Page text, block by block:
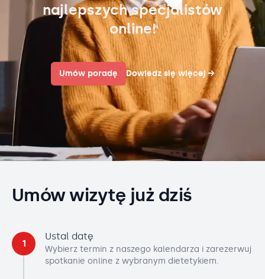
najlepszych specjalistów
online!
Umów poradę Dowiedz się więcej →
Umów wizytę już dziś
1
Ustal datę
Wybierz termin z naszego kalendarza i zarezerwuj
spotkanie online z wybranym dietetykiem.